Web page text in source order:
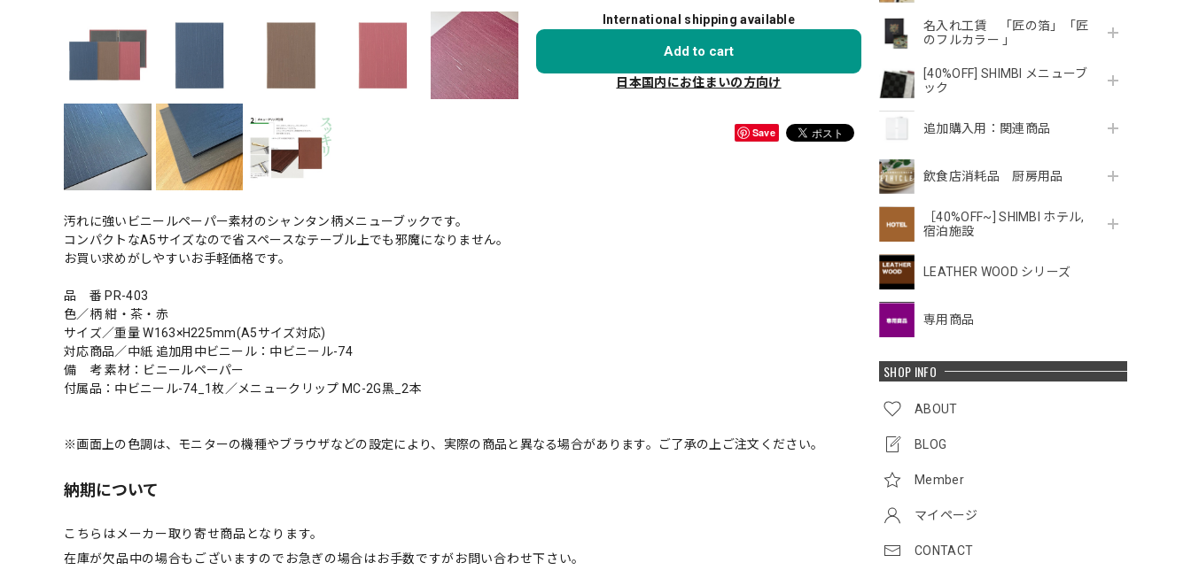
名入れ工賃 「匠の箔」「匠
のフルカラー 」
[40%OFF] SHIMBI メニューブ
ック
追加購入用：関連商品
飲食店消耗品 厨房用品
［40%OFF~] SHIMBI ホテル,
宿泊施設
LEATHER WOOD シリーズ
専用商品
SHOP INFO
ABOUT
BLOG
Member
マイページ
CONTACT
International shipping available
Add to cart
日本国内にお住まいの方向け
Save
汚れに強いビニールペーパー素材のシャンタン柄メニューブックです。
コンパクトなA5サイズなので省スペースなテーブル上でも邪魔になりません。
お買い求めがしやすいお手軽価格です。
品 番 PR-403
色／柄 紺・茶・赤
サイズ／重量 W163×H225mm(A5サイズ対応)
対応商品／中紙 追加用中ビニール：中ビニール-74
備 考 素材：ビニールペーパー
付属品：中ビニール-74_1枚／メニュークリップ MC-2G黒_2本
※画面上の色調は、モニターの機種やブラウザなどの設定により、実際の商品と異なる場合があります。ご了承の上ご注文ください。
納期について
こちらはメーカー取り寄せ商品となります。
在庫が欠品中の場合もございますのでお急ぎの場合はお手数ですがお問い合わせ下さい。